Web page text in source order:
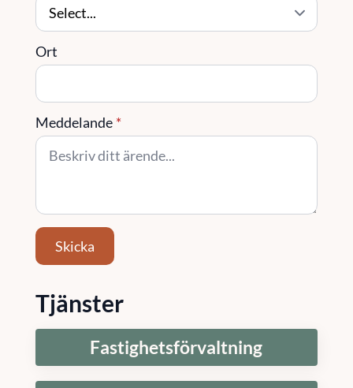
Ort
Meddelande *
Skicka
Tjänster
Fastighetsförvaltning